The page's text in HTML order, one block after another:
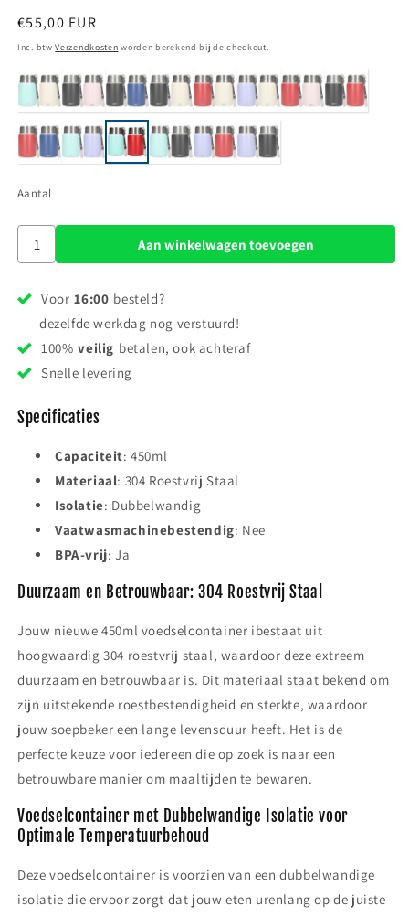
Normale
prijs
€55,00 EUR
Inc. btwVerzendkosten worden berekend bij de checkout.
Aantal
Aan winkelwagen toevoegen
Voor 16:00 besteld?
dezelfde werkdag nog verstuurd!
100% veilig betalen, ook achteraf
Snelle levering
Specificaties
Capaciteit: 450ml
Materiaal: 304 Roestvrij Staal
Isolatie: Dubbelwandig
Vaatwasmachinebestendig: Nee
BPA-vrij: Ja
Duurzaam en Betrouwbaar: 304 Roestvrij Staal
Jouw nieuwe 450ml voedselcontainer ibestaat uit
hoogwaardig 304 roestvrij staal, waardoor deze extreem
duurzaam en betrouwbaar is. Dit materiaal staat bekend om
zijn uitstekende roestbestendigheid en sterkte, waardoor
jouw soepbeker een lange levensduur heeft. Het is de
perfecte keuze voor iedereen die op zoek is naar een
betrouwbare manier om maaltijden te bewaren.
Voedselcontainer met Dubbelwandige Isolatie voor
Optimale Temperatuurbehoud
Deze voedselcontainer is voorzien van een dubbelwandige
isolatie die ervoor zorgt dat jouw eten urenlang op de juiste